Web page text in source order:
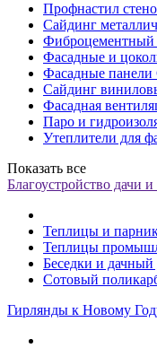
Профнастил
Сайдинг
Фиброцементный
Фасадные и
Фасадные панели
Сайдинг
Фасадная
Паро и
Утеплители для
Показать все
Благоустройство дачи и
Теплицы и
Теплицы
Беседки и
Сотовый
Гирлянды к Новому